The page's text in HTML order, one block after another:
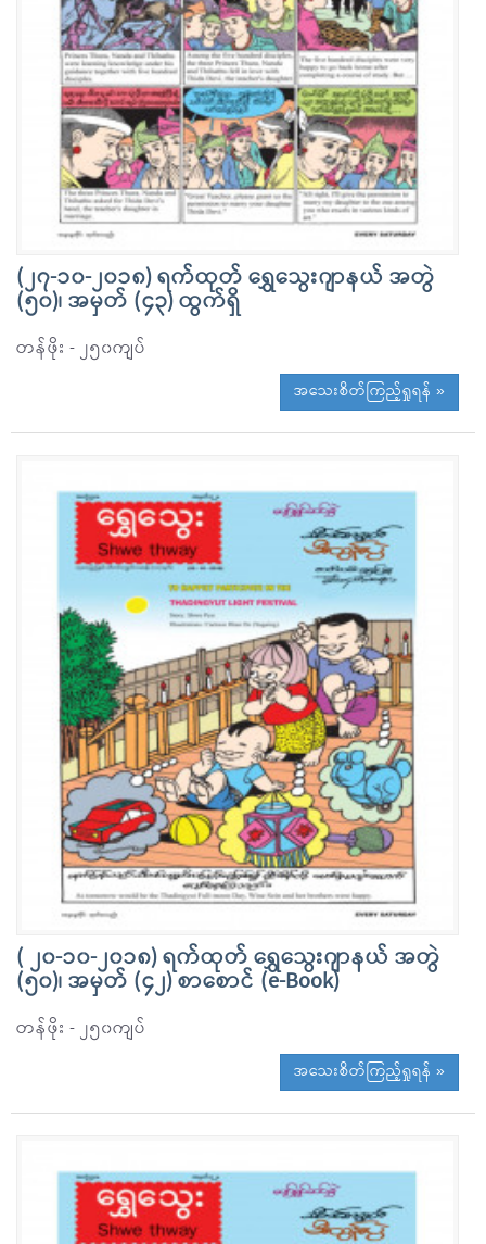
(၂၇-၁၀-၂၀၁၈) ရက်ထုတ် ရွှေသွေးဂျာနယ် အတွဲ
(၅၀)၊ အမှတ် (၄၃) ထွက်ရှိ
တန်ဖိုး - ၂၅၀ကျပ်
အသေးစိတ်ကြည့်ရှုရန် »
( ၂၀-၁၀-၂၀၁၈) ရက်ထုတ် ရွှေသွေးဂျာနယ် အတွဲ
(၅၀)၊ အမှတ် (၄၂) စာစောင် (e-Book)
တန်ဖိုး - ၂၅၀ကျပ်
အသေးစိတ်ကြည့်ရှုရန် »